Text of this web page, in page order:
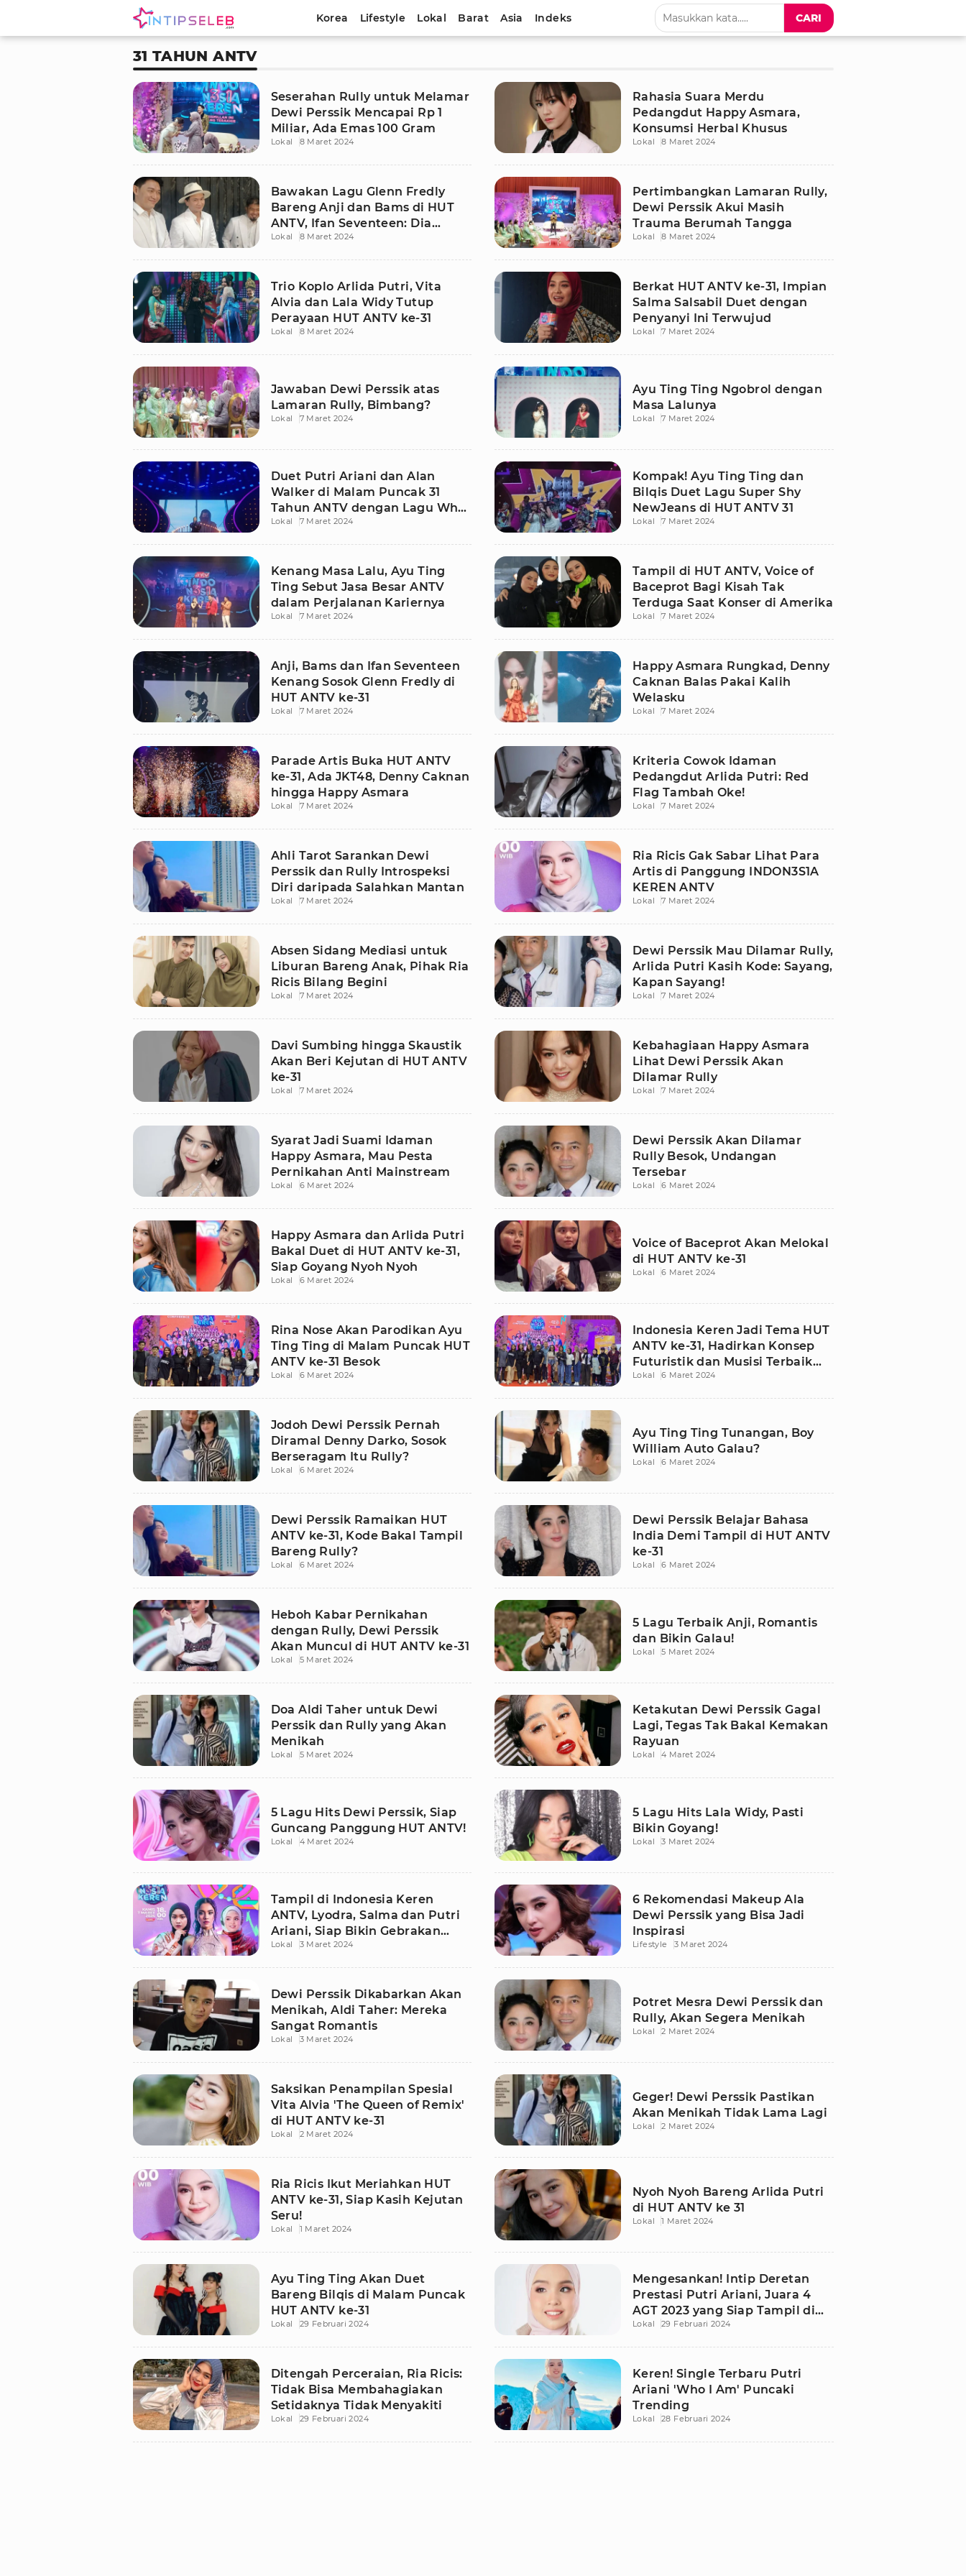
Korea Lifestyle Lokal Barat Asia Indeks CARI
31 TAHUN ANTV
Seserahan Rully untuk Melamar
Dewi Perssik Mencapai Rp 1
Miliar, Ada Emas 100 Gram
Lokal 8 Maret 2024
Rahasia Suara Merdu
Pedangdut Happy Asmara,
Konsumsi Herbal Khusus
Lokal 8 Maret 2024
Bawakan Lagu Glenn Fredly
Bareng Anji dan Bams di HUT
ANTV, Ifan Seventeen: Dia
Pahlawan Musik
Lokal 8 Maret 2024
Pertimbangkan Lamaran Rully,
Dewi Perssik Akui Masih
Trauma Berumah Tangga
Lokal 8 Maret 2024
Trio Koplo Arlida Putri, Vita
Alvia dan Lala Widy Tutup
Perayaan HUT ANTV ke-31
Lokal 8 Maret 2024
Berkat HUT ANTV ke-31, Impian
Salma Salsabil Duet dengan
Penyanyi Ini Terwujud
Lokal 7 Maret 2024
Jawaban Dewi Perssik atas
Lamaran Rully, Bimbang?
Lokal 7 Maret 2024
Ayu Ting Ting Ngobrol dengan
Masa Lalunya
Lokal 7 Maret 2024
Duet Putri Ariani dan Alan
Walker di Malam Puncak 31
Tahun ANTV dengan Lagu Who
I Am Bikin Merinding
Lokal 7 Maret 2024
Kompak! Ayu Ting Ting dan
Bilqis Duet Lagu Super Shy
NewJeans di HUT ANTV 31
Lokal 7 Maret 2024
Kenang Masa Lalu, Ayu Ting
Ting Sebut Jasa Besar ANTV
dalam Perjalanan Kariernya
Lokal 7 Maret 2024
Tampil di HUT ANTV, Voice of
Baceprot Bagi Kisah Tak
Terduga Saat Konser di Amerika
Lokal 7 Maret 2024
Anji, Bams dan Ifan Seventeen
Kenang Sosok Glenn Fredly di
HUT ANTV ke-31
Lokal 7 Maret 2024
Happy Asmara Rungkad, Denny
Caknan Balas Pakai Kalih
Welasku
Lokal 7 Maret 2024
Parade Artis Buka HUT ANTV
ke-31, Ada JKT48, Denny Caknan
hingga Happy Asmara
Lokal 7 Maret 2024
Kriteria Cowok Idaman
Pedangdut Arlida Putri: Red
Flag Tambah Oke!
Lokal 7 Maret 2024
Ahli Tarot Sarankan Dewi
Perssik dan Rully Introspeksi
Diri daripada Salahkan Mantan
Lokal 7 Maret 2024
Ria Ricis Gak Sabar Lihat Para
Artis di Panggung INDON3S1A
KEREN ANTV
Lokal 7 Maret 2024
Absen Sidang Mediasi untuk
Liburan Bareng Anak, Pihak Ria
Ricis Bilang Begini
Lokal 7 Maret 2024
Dewi Perssik Mau Dilamar Rully,
Arlida Putri Kasih Kode: Sayang,
Kapan Sayang!
Lokal 7 Maret 2024
Davi Sumbing hingga Skaustik
Akan Beri Kejutan di HUT ANTV
ke-31
Lokal 7 Maret 2024
Kebahagiaan Happy Asmara
Lihat Dewi Perssik Akan
Dilamar Rully
Lokal 7 Maret 2024
Syarat Jadi Suami Idaman
Happy Asmara, Mau Pesta
Pernikahan Anti Mainstream
Lokal 6 Maret 2024
Dewi Perssik Akan Dilamar
Rully Besok, Undangan
Tersebar
Lokal 6 Maret 2024
Happy Asmara dan Arlida Putri
Bakal Duet di HUT ANTV ke-31,
Siap Goyang Nyoh Nyoh
Lokal 6 Maret 2024
Voice of Baceprot Akan Melokal
di HUT ANTV ke-31
Lokal 6 Maret 2024
Rina Nose Akan Parodikan Ayu
Ting Ting di Malam Puncak HUT
ANTV ke-31 Besok
Lokal 6 Maret 2024
Indonesia Keren Jadi Tema HUT
ANTV ke-31, Hadirkan Konsep
Futuristik dan Musisi Terbaik
Tanah Air
Lokal 6 Maret 2024
Jodoh Dewi Perssik Pernah
Diramal Denny Darko, Sosok
Berseragam Itu Rully?
Lokal 6 Maret 2024
Ayu Ting Ting Tunangan, Boy
William Auto Galau?
Lokal 6 Maret 2024
Dewi Perssik Ramaikan HUT
ANTV ke-31, Kode Bakal Tampil
Bareng Rully?
Lokal 6 Maret 2024
Dewi Perssik Belajar Bahasa
India Demi Tampil di HUT ANTV
ke-31
Lokal 6 Maret 2024
Heboh Kabar Pernikahan
dengan Rully, Dewi Perssik
Akan Muncul di HUT ANTV ke-31
Lokal 5 Maret 2024
5 Lagu Terbaik Anji, Romantis
dan Bikin Galau!
Lokal 5 Maret 2024
Doa Aldi Taher untuk Dewi
Perssik dan Rully yang Akan
Menikah
Lokal 5 Maret 2024
Ketakutan Dewi Perssik Gagal
Lagi, Tegas Tak Bakal Kemakan
Rayuan
Lokal 4 Maret 2024
5 Lagu Hits Dewi Perssik, Siap
Guncang Panggung HUT ANTV!
Lokal 4 Maret 2024
5 Lagu Hits Lala Widy, Pasti
Bikin Goyang!
Lokal 3 Maret 2024
Tampil di Indonesia Keren
ANTV, Lyodra, Salma dan Putri
Ariani, Siap Bikin Gebrakan
Spektakuler
Lokal 3 Maret 2024
6 Rekomendasi Makeup Ala
Dewi Perssik yang Bisa Jadi
Inspirasi
Lifestyle 3 Maret 2024
Dewi Perssik Dikabarkan Akan
Menikah, Aldi Taher: Mereka
Sangat Romantis
Lokal 3 Maret 2024
Potret Mesra Dewi Perssik dan
Rully, Akan Segera Menikah
Lokal 2 Maret 2024
Saksikan Penampilan Spesial
Vita Alvia 'The Queen of Remix'
di HUT ANTV ke-31
Lokal 2 Maret 2024
Geger! Dewi Perssik Pastikan
Akan Menikah Tidak Lama Lagi
Lokal 2 Maret 2024
Ria Ricis Ikut Meriahkan HUT
ANTV ke-31, Siap Kasih Kejutan
Seru!
Lokal 1 Maret 2024
Nyoh Nyoh Bareng Arlida Putri
di HUT ANTV ke 31
Lokal 1 Maret 2024
Ayu Ting Ting Akan Duet
Bareng Bilqis di Malam Puncak
HUT ANTV ke-31
Lokal 29 Februari 2024
Mengesankan! Intip Deretan
Prestasi Putri Ariani, Juara 4
AGT 2023 yang Siap Tampil di
HUT ANTV
Lokal 29 Februari 2024
Ditengah Perceraian, Ria Ricis:
Tidak Bisa Membahagiakan
Setidaknya Tidak Menyakiti
Lokal 29 Februari 2024
Keren! Single Terbaru Putri
Ariani 'Who I Am' Puncaki
Trending
Lokal 28 Februari 2024